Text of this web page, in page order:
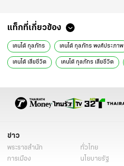
แท็กที่เกี่ยวข้อง
เคนโด้ กุลภัทร เคนโด้ กุลภัทร พงศ์ประภาพ
เคนโด้ เสียชีวิต เคนโด้ กุลภัทร เสียชีวิต
ข่าว
พระราชสำนัก ทั่วไทย
การเมือง
นโยบายรัฐ